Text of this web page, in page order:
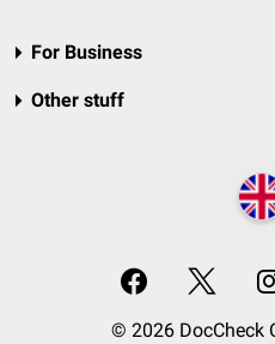
For Business
Other stuff
© 2026 DocCheck